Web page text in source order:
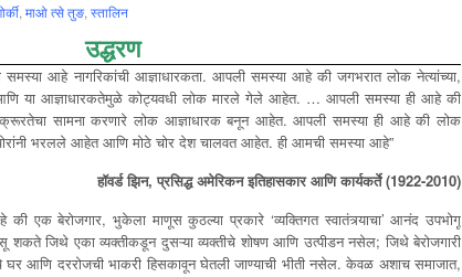
, माओ त्से तुङ, स्तालिन
उद्धरण
समस्या आहे नागरिकांची आज्ञाधारकता. आपली समस्या आहे की जगभरात लोक नेत्यांच्या,
या आज्ञाधारकतेमुळे कोट्यवधी लोक मारले गेले आहेत. … आपली समस्या ही आहे की
क्रूरतेचा सामना करणारे लोक आज्ञाधारक बनून आहेत. आपली समस्या ही आहे की लोक
भरलले आहेत आणि मोठे चोर देश चालवत आहेत. ही आमची समस्या आहे”
हॉवर्ड झिन, प्रसिद्ध अमेरिकन इतिहासकार आणि कार्यकर्ते (1922-2010)
की एक बेरोजगार, भुकेला माणूस कुठल्या प्रकारे ‘व्यक्तिगत स्वातंत्र्याचा’ आनंद उपभोगू
शकते जिथे एका व्यक्तीकडून दुसऱ्या व्यक्तीचे शोषण आणि उत्पीडन नसेल; जिथे बेरोजगारी
घर आणि दररोजची भाकरी हिसकावून घेतली जाण्याची भीती नसेल. केवळ अशाच समाजात,